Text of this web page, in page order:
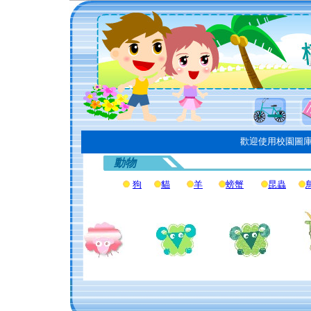
歡迎使用校園圖庫
動物
狗 貓 羊 螃蟹 昆蟲